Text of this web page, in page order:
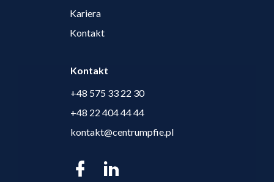
Kontakt
+48 575 33 22 30
+48 22 404 44 44
kontakt@centrumpfie.pl
Kariera
Kontakt